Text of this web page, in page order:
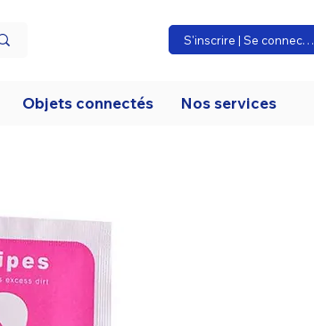
S'inscrire | Se connecter
Objets connectés Nos services